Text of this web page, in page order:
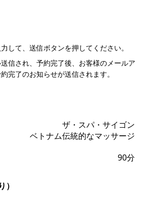
して、送信ボタンを押してください。
信され、予約完了後、お客様のメールア
完了のお知らせが送信されます。
ザ・スパ・サイゴン
ベトナム伝統的なマッサージ
90分
）